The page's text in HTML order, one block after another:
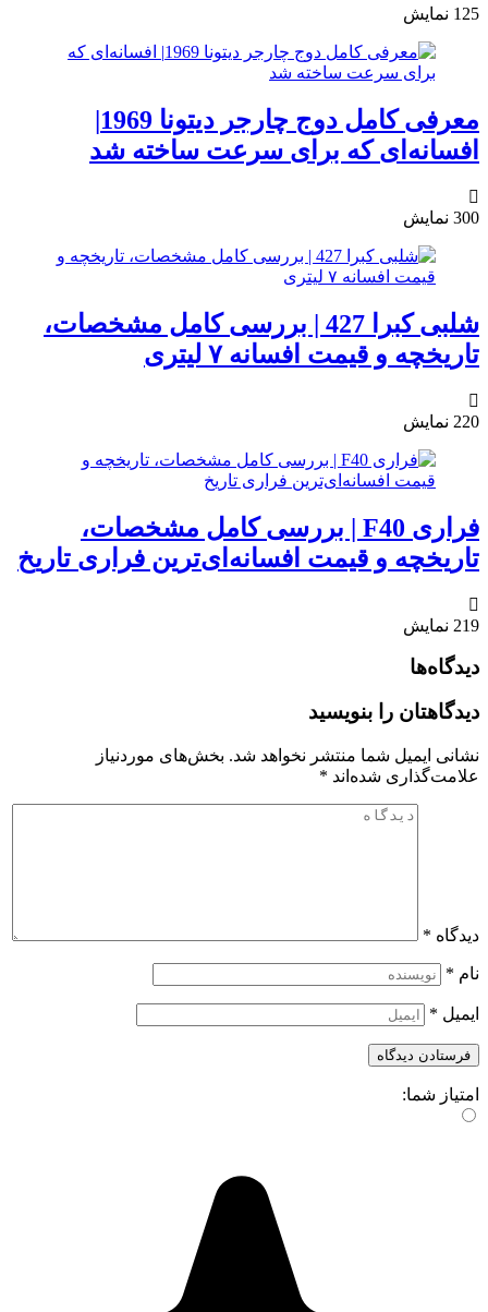
125 نمایش
معرفی کامل دوج چارجر دیتونا 1969|
افسانه‌ای که برای سرعت ساخته شد
300 نمایش
شلبی کبرا 427 | بررسی کامل مشخصات،
تاریخچه و قیمت افسانه ۷ لیتری
220 نمایش
فراری F40 | بررسی کامل مشخصات،
تاریخچه و قیمت افسانه‌ای‌ترین فراری تاریخ
219 نمایش
دیدگاه‌ها
دیدگاهتان را بنویسید
نشانی ایمیل شما منتشر نخواهد شد. بخش‌های موردنیاز
علامت‌گذاری شده‌اند *
دیدگاه *
نام *
ایمیل *
امتیاز شما: